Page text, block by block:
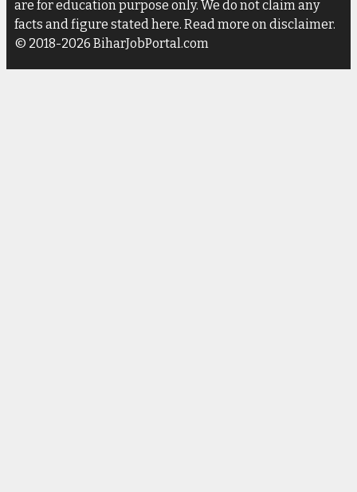
are for education purpose only. We do not claim any
facts and figure stated here. Read more on disclaimer.
© 2018-2026 BiharJobPortal.com